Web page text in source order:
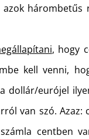
azok
, hogy
kell venni,
dollár/eurójel
van szó. Azaz:
centben